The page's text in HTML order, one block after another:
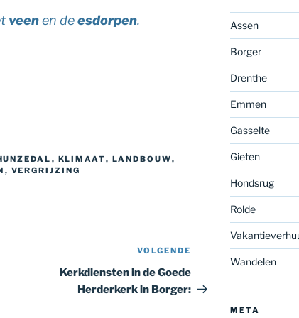
veenen deesdorpen.
, KLIMAAT, LANDBOUW,
, VERGRIJZING
Volgend
bericht
VOLGENDE
Kerkdiensten in de Goede
Herderkerk in Borger:
Assen
Borger
Drenthe
Emmen
Gasselte
Gieten
Hondsrug
Rolde
Wandelen
META